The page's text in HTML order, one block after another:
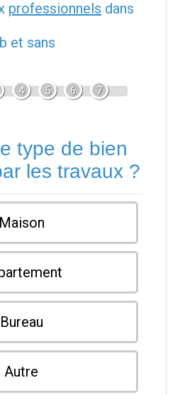
professionnels dans
et sans
4 5 6 7
type de bien
les travaux ?
Maison
Bureau
Autre